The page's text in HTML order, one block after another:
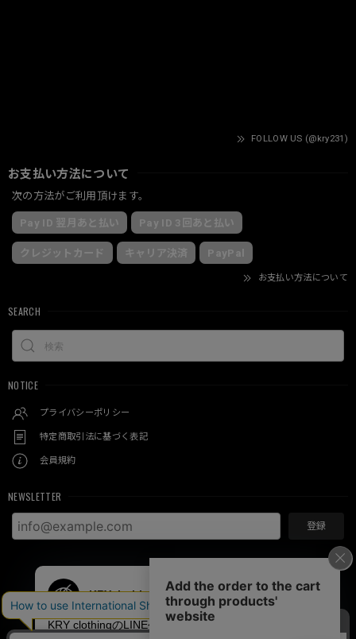
FOLLOW US (@kry231)
お支払い方法について
次の方法がご利用頂けます。
Pay ID 翌月あと払い Pay ID 3回あと払い
クレジットカード キャリア決済 PayPal
お支払い方法について
SEARCH
NOTICE
プライバシーポリシー
特定商取引法に基づく表記
会員規約
NEWSLETTER
登録
© KRY clothing